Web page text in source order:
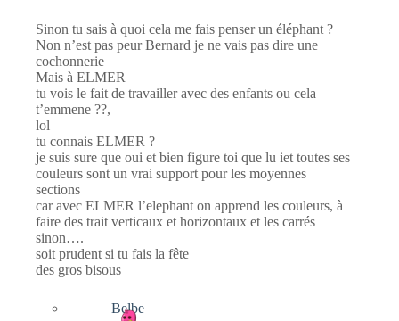
Sinon tu sais à quoi cela me fais penser un éléphant ?
Non n’est pas peur Bernard je ne vais pas dire une
cochonnerie
Mais à ELMER
tu vois le fait de travailler avec des enfants ou cela
t’emmene ??,
lol
tu connais ELMER ?
je suis sure que oui et bien figure toi que lu iet toutes ses
couleurs sont un vrai support pour les moyennes
sections
car avec ELMER l’elephant on apprend les couleurs, à
faire des trait verticaux et horizontaux et les carrés
sinon….
soit prudent si tu fais la fête
des gros bisous
Belbe